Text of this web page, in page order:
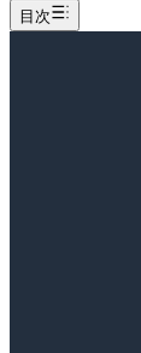
目次